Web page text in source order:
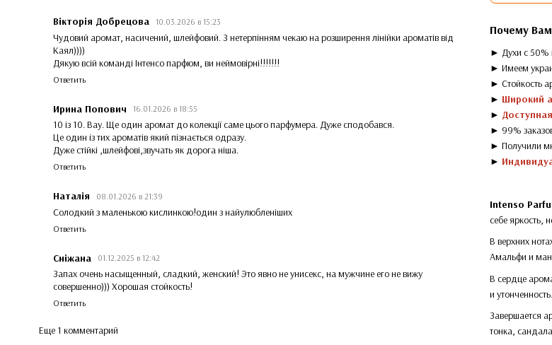
Вікторія Добрецова 10.03.2026 в 15:23
Чудовий аромат, насичений, шлейфовий. З нетерпінням чекаю на розширення лінійки ароматів від
Каял))))
Дякую всій команді Інтенсо парфюм, ви неймовірні!!!!!!!
Ответить
Ирина Попович 16.01.2026 в 18:55
10 із 10. Вау. Ще один аромат до колекції саме цього парфумера. Дуже сподобався.
Це один із тих ароматів який пізнається одразу.
Дуже стійкі ,шлейфові,звучать як дорога ніша.
Ответить
Наталія 08.01.2026 в 21:39
Солодкий з маленькою кислинкою!один з найулюбленіших
Ответить
Сніжана 01.12.2025 в 12:42
Запах очень насыщенный, сладкий, женский! Это явно не унисекс, на мужчине его не вижу
совершенно))) Хорошая стойкость!
Ответить
Еще 1 комментарий
Почему
► Духи с 50%
► Имеем
► Стойкость
► Широкий
►
► 99%
► Получили
►
Intenso
себе яркость,
В верхних
Амальфи и
В сердце
и утонченность.
Завершается
тонка,